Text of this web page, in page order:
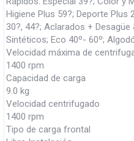
Higiene Plus 59?; Deporte Plus
30?, 44?; Aclarados +
Sintéticos; Eco 40º- 60º;
Velocidad máxima de
1400 rpm
Capacidad de carga
9.0 kg
Velocidad centrifugado
1400 rpm
Tipo de carga frontal